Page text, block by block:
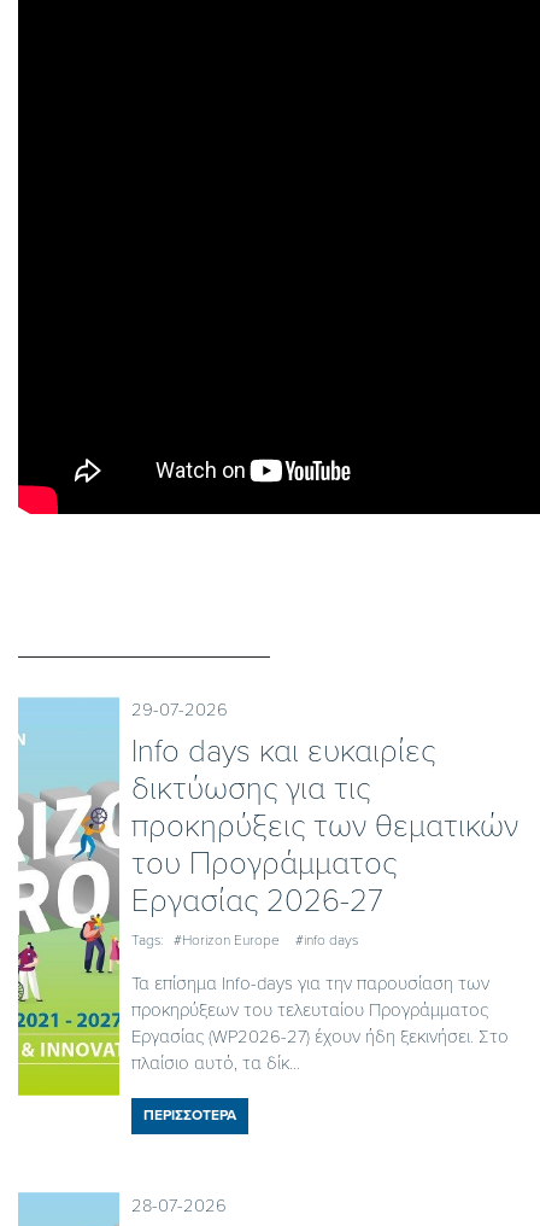
29-07-2026
Ιnfo days και ευκαιρίες
δικτύωσης για τις
προκηρύξεις των θεματικών
του Προγράμματος
Εργασίας 2026-27
Tags: #Horizon Europe #info days
Τα επίσημα Info-days για την παρουσίαση των
προκηρύξεων του τελευταίου Προγράμματος
Εργασίας (WP2026-27) έχουν ήδη ξεκινήσει. Στο
πλαίσιο αυτό, τα δίκ...
ΠΕΡΙΣΣΟΤΕΡΑ
28-07-2026